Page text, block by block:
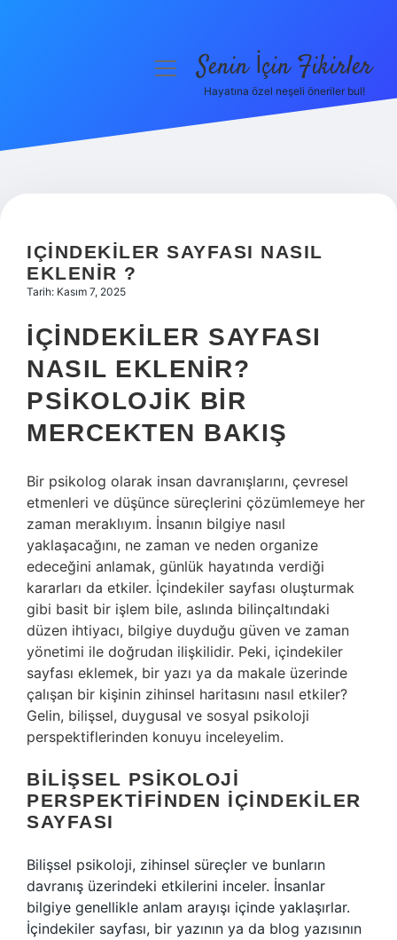
Hakkımızda
menüyüSenin İçin Fikirler
Hayatına özel neşeli öneriler bul!
IÇINDEKILER SAYFASI NASIL
EKLENIR ?
Tarih: Kasım 7, 2025
İÇINDEKILER SAYFASI
NASIL EKLENIR?
PSIKOLOJIK BIR
MERCEKTEN BAKIŞ
Bir psikolog olarak insan davranışlarını, çevresel
etmenleri ve düşünce süreçlerini çözümlemeye her
zaman meraklıyım. İnsanın bilgiye nasıl
yaklaşacağını, ne zaman ve neden organize
edeceğini anlamak, günlük hayatında verdiği
kararları da etkiler. İçindekiler sayfası oluşturmak
gibi basit bir işlem bile, aslında bilinçaltındaki
düzen ihtiyacı, bilgiye duyduğu güven ve zaman
yönetimi ile doğrudan ilişkilidir. Peki, içindekiler
sayfası eklemek, bir yazı ya da makale üzerinde
çalışan bir kişinin zihinsel haritasını nasıl etkiler?
Gelin, bilişsel, duygusal ve sosyal psikoloji
perspektiflerinden konuyu inceleyelim.
BILIŞSEL PSIKOLOJI
PERSPEKTIFINDEN İÇINDEKILER
SAYFASI
Bilişsel psikoloji, zihinsel süreçler ve bunların
davranış üzerindeki etkilerini inceler. İnsanlar
bilgiye genellikle anlam arayışı içinde yaklaşırlar.
İçindekiler sayfası, bir yazının ya da blog yazısının